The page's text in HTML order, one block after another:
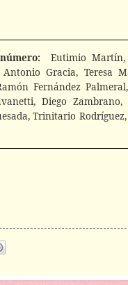
Eutimio Martín,
Gracia, Teresa
Fernández
Diego
Trinitario